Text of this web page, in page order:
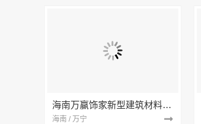
海南万赢饰家新型建筑材料有限公司
海南 / 万宁